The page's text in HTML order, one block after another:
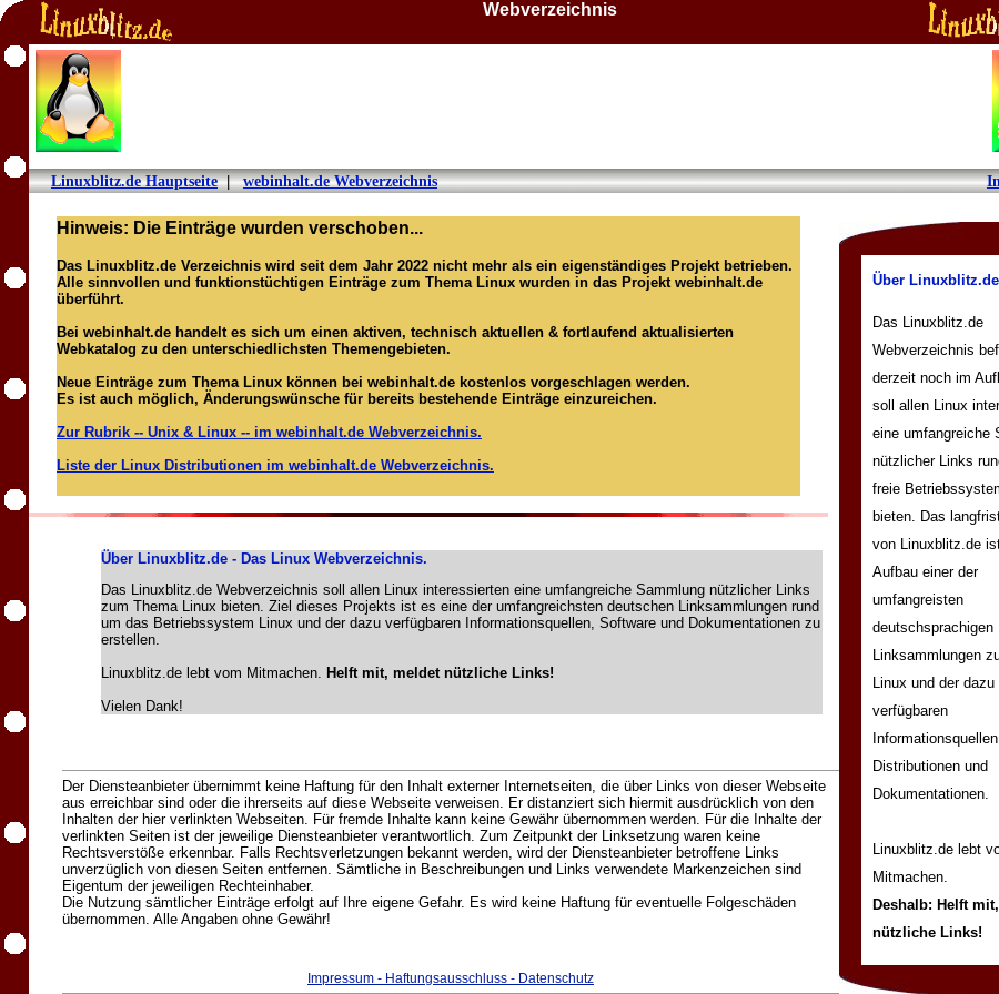
Webverzeichnis
Linuxblitz.de Hauptseite|webinhalt.de Webverzeichnis
Hinweis: Die Einträge wurden verschoben...
Das Linuxblitz.de Verzeichnis wird seit dem Jahr 2022 nicht mehr als ein eigenständiges Projekt betrieben.
Alle sinnvollen und funktionstüchtigen Einträge zum Thema Linux wurden in das Projekt webinhalt.de
überführt.
Bei webinhalt.de handelt es sich um einen aktiven, technisch aktuellen & fortlaufend aktualisierten
Webkatalog zu den unterschiedlichsten Themengebieten.
Neue Einträge zum Thema Linux können bei webinhalt.de kostenlos vorgeschlagen werden.
Es ist auch möglich, Änderungswünsche für bereits bestehende Einträge einzureichen.
Zur Rubrik -- Unix & Linux -- im webinhalt.de Webverzeichnis.
Liste der Linux Distributionen im webinhalt.de Webverzeichnis.
Über Linuxblitz.de - Das Linux Webverzeichnis.
Das Linuxblitz.de Webverzeichnis soll allen Linux interessierten eine umfangreiche Sammlung nützlicher Links
zum Thema Linux bieten. Ziel dieses Projekts ist es eine der umfangreichsten deutschen Linksammlungen rund
um das Betriebssystem Linux und der dazu verfügbaren Informationsquellen, Software und Dokumentationen zu
erstellen.
Linuxblitz.de lebt vom Mitmachen. Helft mit, meldet nützliche Links!
Vielen Dank!
Der Diensteanbieter übernimmt keine Haftung für den Inhalt externer Internetseiten, die über Links von dieser Webseite
aus erreichbar sind oder die ihrerseits auf diese Webseite verweisen. Er distanziert sich hiermit ausdrücklich von den
Inhalten der hier verlinkten Webseiten. Für fremde Inhalte kann keine Gewähr übernommen werden. Für die Inhalte der
verlinkten Seiten ist der jeweilige Diensteanbieter verantwortlich. Zum Zeitpunkt der Linksetzung waren keine
Rechtsverstöße erkennbar. Falls Rechtsverletzungen bekannt werden, wird der Diensteanbieter betroffene Links
unverzüglich von diesen Seiten entfernen. Sämtliche in Beschreibungen und Links verwendete Markenzeichen sind
Eigentum der jeweiligen Rechteinhaber.
Die Nutzung sämtlicher Einträge erfolgt auf Ihre eigene Gefahr. Es wird keine Haftung für eventuelle Folgeschäden
übernommen. Alle Angaben ohne Gewähr!
Impressum - Haftungsausschluss - Datenschutz
Über Linuxblitz.de
Das Linuxblitz.de
Webverzeichnis
derzeit noch im
soll allen Linux
eine umfangreiche
nützlicher Links
freie
bieten. Das
von Linuxblitz.de
Aufbau einer der
umfangreisten
deutschsprachigen
Linksammlungen
Linux und der dazu
verfügbaren
Distributionen und
Dokumentationen.
Linuxblitz.de lebt
Mitmachen.
Deshalb: Helft
nützliche Links!
Vielen Dank! :-)